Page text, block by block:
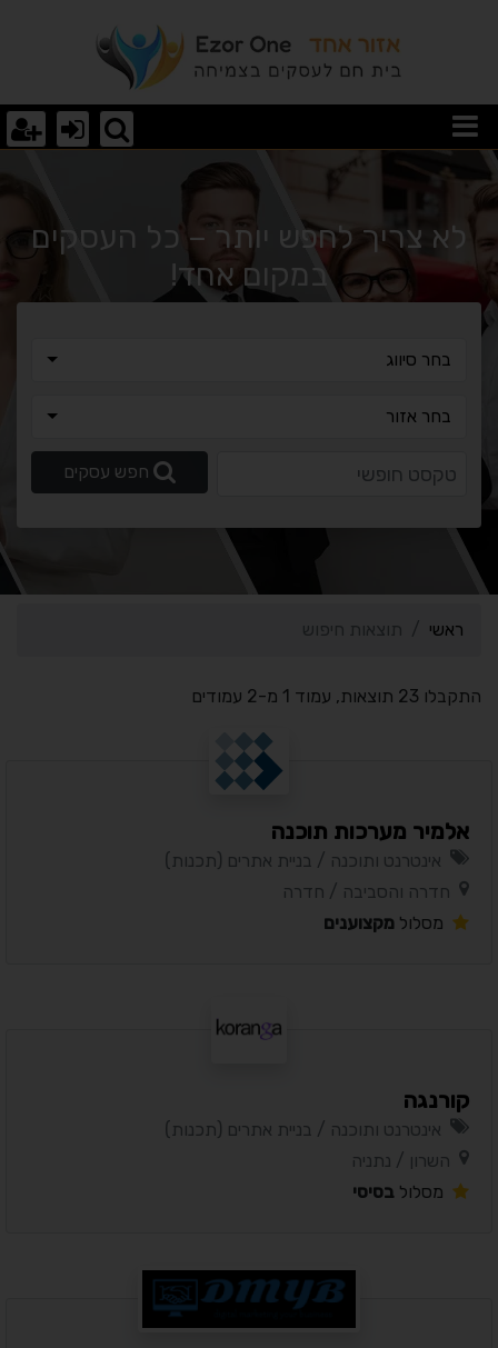
תוצאות חיפוש
לא צריך לחפש יותר – כל העסקים
במקום אחד!
בחר סיווג
בחר אזור
חפש עסקים
ראשי תוצאות חיפוש
התקבלו 23 תוצאות, עמוד 1 מ-2 עמודים
אלמיר מערכות תוכנה
אינטרנט ותוכנה / בניית אתרים (תכנות)
חדרה והסביבה / חדרה
מסלול מקצוענים
קורנגה
אינטרנט ותוכנה / בניית אתרים (תכנות)
השרון / נתניה
מסלול בסיסי